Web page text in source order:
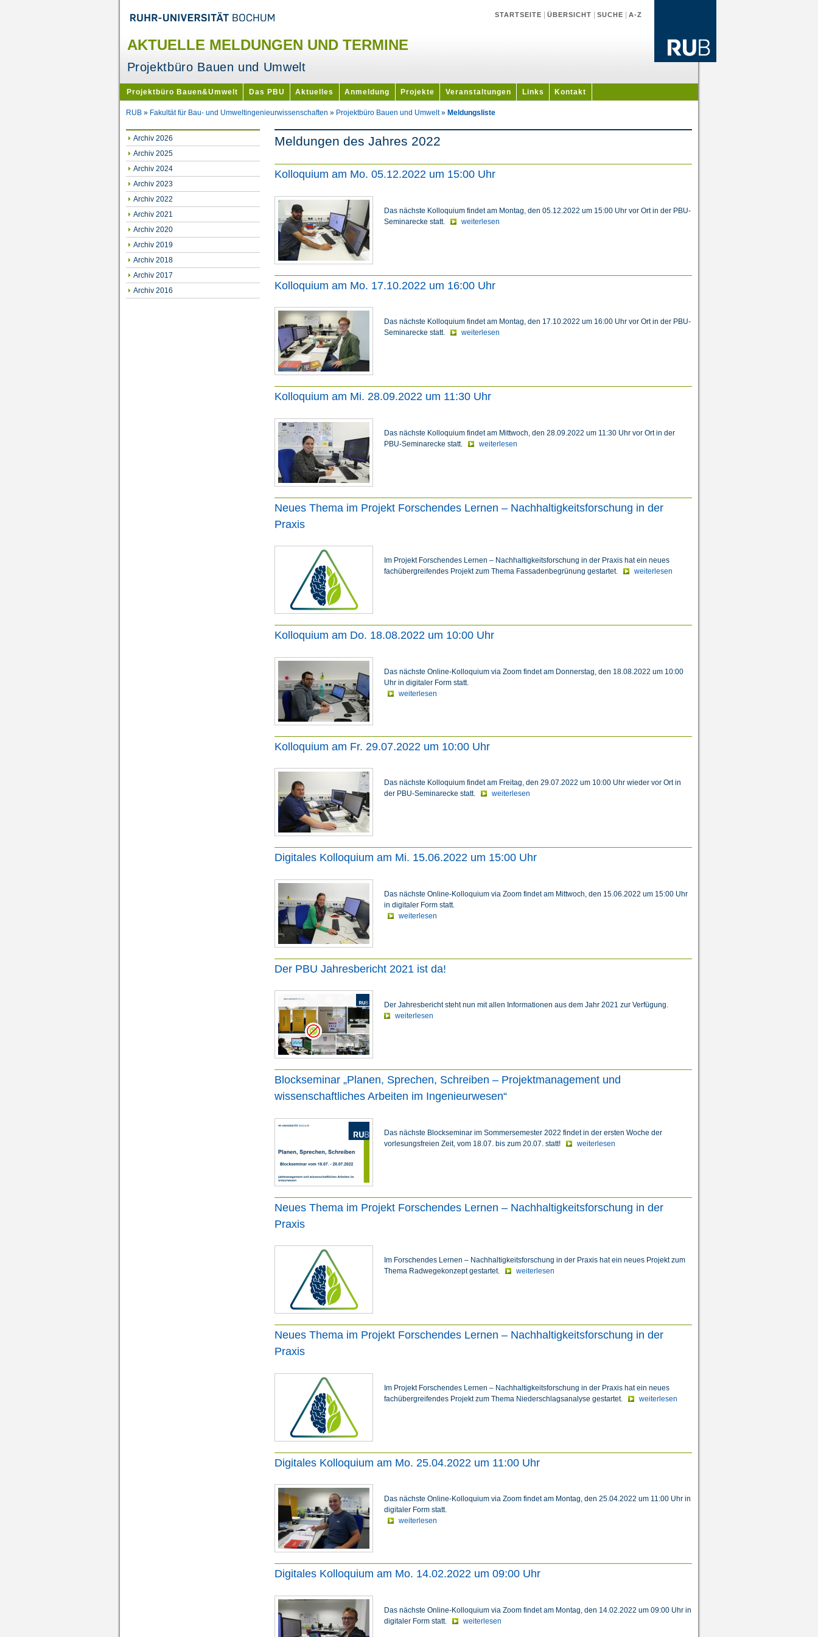
STARTSEITE ÜBERSICHT SUCHE A-Z
AKTUELLE MELDUNGEN UND TERMINE
Projektbüro Bauen und Umwelt
Projektbüro Bauen&Umwelt Das PBU Aktuelles Anmeldung Projekte Veranstaltungen Links Kontakt
RUB» Fakultät für Bau- und Umweltingenieurwissenschaften » Projektbüro Bauen und Umwelt» Meldungsliste
Archiv 2026
Archiv 2025
Archiv 2024
Archiv 2023
Archiv 2022
Archiv 2021
Archiv 2020
Archiv 2019
Archiv 2018
Archiv 2017
Archiv 2016
Meldungen des Jahres 2022
Kolloquium am Mo. 05.12.2022 um 15:00 Uhr
Das nächste Kolloquium findet am Montag, den 05.12.2022 um 15:00 Uhr vor Ort in der PBU-
Seminarecke statt.
weiterlesen
Kolloquium am Mo. 17.10.2022 um 16:00 Uhr
Das nächste Kolloquium findet am Montag, den 17.10.2022 um 16:00 Uhr vor Ort in der PBU-
Seminarecke statt.
weiterlesen
Kolloquium am Mi. 28.09.2022 um 11:30 Uhr
Das nächste Kolloquium findet am Mittwoch, den 28.09.2022 um 11:30 Uhr vor Ort in der
PBU-Seminarecke statt.
weiterlesen
Neues Thema im Projekt Forschendes Lernen – Nachhaltigkeitsforschung in der
Praxis
Im Projekt Forschendes Lernen – Nachhaltigkeitsforschung in der Praxis hat ein neues
fachübergreifendes Projekt zum Thema Fassadenbegrünung gestartet.
weiterlesen
Kolloquium am Do. 18.08.2022 um 10:00 Uhr
Das nächste Online-Kolloquium via Zoom findet am Donnerstag, den 18.08.2022 um 10:00
Uhr in digitaler Form statt.
weiterlesen
Kolloquium am Fr. 29.07.2022 um 10:00 Uhr
Das nächste Kolloquium findet am Freitag, den 29.07.2022 um 10:00 Uhr wieder vor Ort in
der PBU-Seminarecke statt.
weiterlesen
Digitales Kolloquium am Mi. 15.06.2022 um 15:00 Uhr
Das nächste Online-Kolloquium via Zoom findet am Mittwoch, den 15.06.2022 um 15:00 Uhr
in digitaler Form statt.
weiterlesen
Der PBU Jahresbericht 2021 ist da!
Der Jahresbericht steht nun mit allen Informationen aus dem Jahr 2021 zur Verfügung.
weiterlesen
Blockseminar „Planen, Sprechen, Schreiben – Projektmanagement und
wissenschaftliches Arbeiten im Ingenieurwesen“
Das nächste Blockseminar im Sommersemester 2022 findet in der ersten Woche der
vorlesungsfreien Zeit, vom 18.07. bis zum 20.07. statt!
weiterlesen
Neues Thema im Projekt Forschendes Lernen – Nachhaltigkeitsforschung in der
Praxis
Im Forschendes Lernen – Nachhaltigkeitsforschung in der Praxis hat ein neues Projekt zum
Thema Radwegekonzept gestartet.
weiterlesen
Neues Thema im Projekt Forschendes Lernen – Nachhaltigkeitsforschung in der
Praxis
Im Projekt Forschendes Lernen – Nachhaltigkeitsforschung in der Praxis hat ein neues
fachübergreifendes Projekt zum Thema Niederschlagsanalyse gestartet.
weiterlesen
Digitales Kolloquium am Mo. 25.04.2022 um 11:00 Uhr
Das nächste Online-Kolloquium via Zoom findet am Montag, den 25.04.2022 um 11:00 Uhr in
digitaler Form statt.
weiterlesen
Digitales Kolloquium am Mo. 14.02.2022 um 09:00 Uhr
Das nächste Online-Kolloquium via Zoom findet am Montag, den 14.02.2022 um 09:00 Uhr in
digitaler Form statt.
weiterlesen